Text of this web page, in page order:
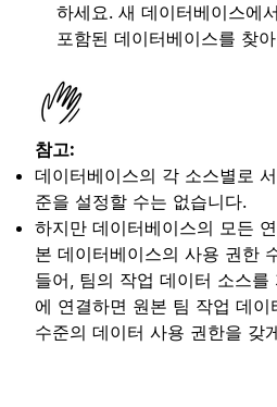
하세요. 새 데이터베이스에
포함된 데이터베이스를 찾
참고:
데이터베이스의 각 소스별로
준을 설정할 수는 없습니다.
하지만 데이터베이스의 모든
본 데이터베이스의 사용 권한
들어, 팀의 작업 데이터 소스를
에 연결하면 원본 팀 작업 데
수준의 데이터 사용 권한을 갖